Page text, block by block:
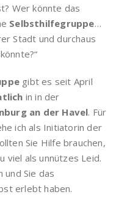
Wer könnte das
Selbsthilfegruppe…
Stadt und durchaus
gibt es seit April
in in der
an der Havel. Für
ich als Initiatorin der
Sie Hilfe brauchen,
viel als unnützes Leid.
und Sie das
erlebt haben.